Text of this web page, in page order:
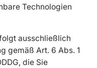
Technologien
ausschließlich
gemäß Art. 6 Abs. 1
die Sie